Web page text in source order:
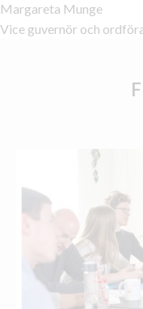
Margareta Munge
Vice guvernör och